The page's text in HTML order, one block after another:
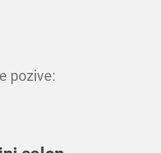
pozive: